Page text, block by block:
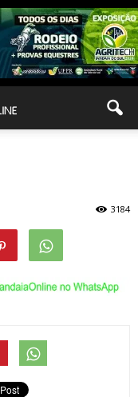
3184